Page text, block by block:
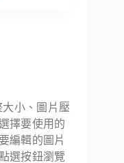
大小、圖片壓
擇要使用的
編輯的圖片
選按鈕瀏覽